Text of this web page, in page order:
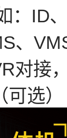
：ID
、
对接
选）